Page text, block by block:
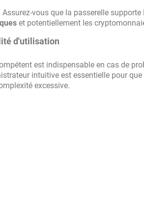
Assurez-vous que la passerelle
et potentiellement les
d'utilisation
est indispensable en cas de
intuitive est essentielle pour
excessive.